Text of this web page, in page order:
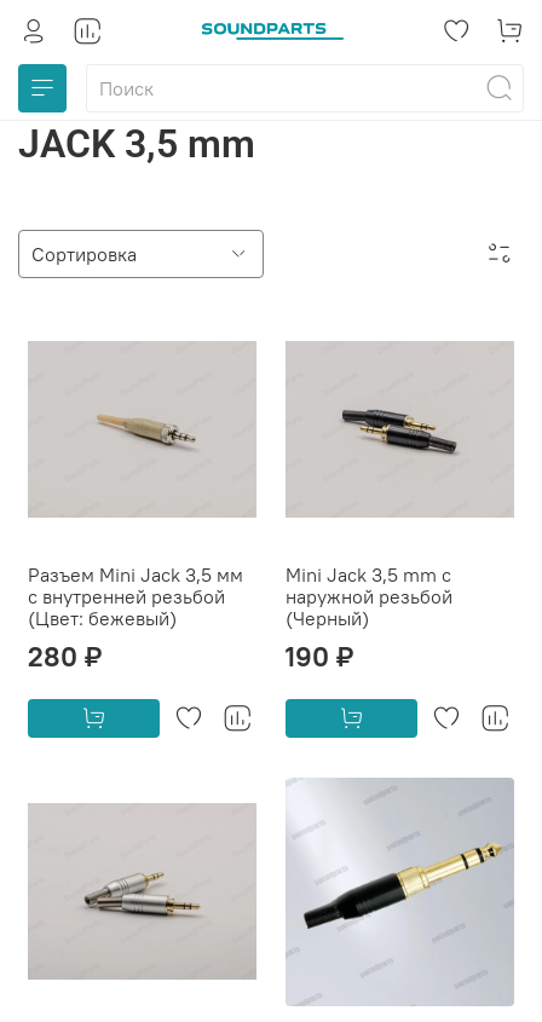
JACK 3,5 mm
Разъем Mini Jack 3,5 мм
c внутренней резьбой
(Цвет: бежевый)
280 ₽
Mini Jack 3,5 mm с
наружной резьбой
(Черный)
190 ₽